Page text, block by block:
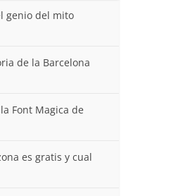
genio del mito
de la Barcelona
Font Magica de
es gratis y cual